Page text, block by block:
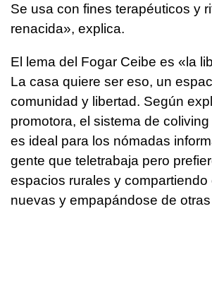
Se usa con fines terapéuticos y
renacida», explica.
El lema del Fogar Ceibe es «la
La casa quiere ser eso, un
comunidad y libertad. Según
promotora, el sistema de
es ideal para los nómadas
gente que teletrabaja pero
espacios rurales y compartiendo
nuevas y empapándose de